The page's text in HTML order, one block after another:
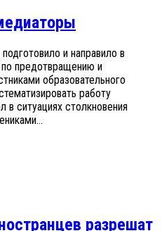
и направило в
предотвращению и
образовательного
работу
в ситуациях столкновения
разрешат